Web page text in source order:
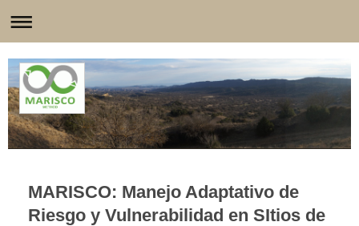
MARISCO: Manejo Adaptativo de
Riesgo y Vulnerabilidad en SItios de